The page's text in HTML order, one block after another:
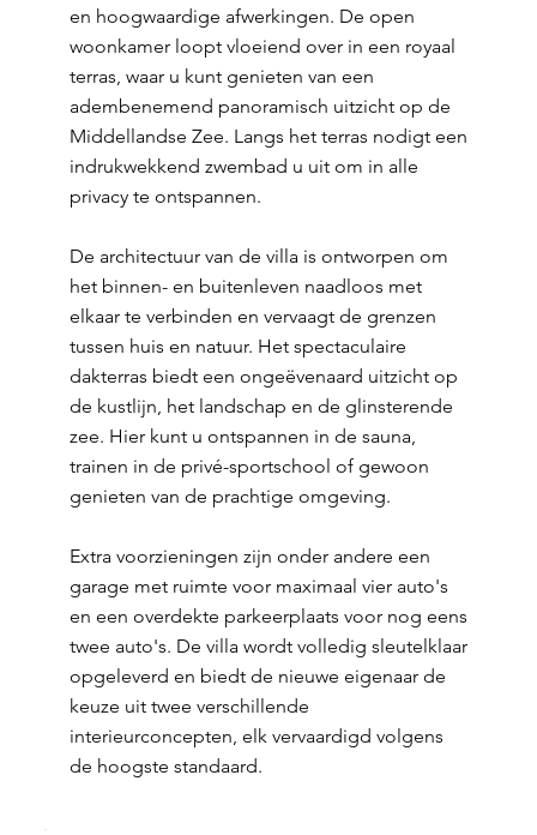
en hoogwaardige afwerkingen. De open
woonkamer loopt vloeiend over in een royaal
terras, waar u kunt genieten van een
adembenemend panoramisch uitzicht op de
Middellandse Zee. Langs het terras nodigt een
indrukwekkend zwembad u uit om in alle
privacy te ontspannen.
De architectuur van de villa is ontworpen om
het binnen- en buitenleven naadloos met
elkaar te verbinden en vervaagt de grenzen
tussen huis en natuur. Het spectaculaire
dakterras biedt een ongeëvenaard uitzicht op
de kustlijn, het landschap en de glinsterende
zee. Hier kunt u ontspannen in de sauna,
trainen in de privé-sportschool of gewoon
genieten van de prachtige omgeving.
Extra voorzieningen zijn onder andere een
garage met ruimte voor maximaal vier auto's
en een overdekte parkeerplaats voor nog eens
twee auto's. De villa wordt volledig sleutelklaar
opgeleverd en biedt de nieuwe eigenaar de
keuze uit twee verschillende
interieurconcepten, elk vervaardigd volgens
de hoogste standaard.